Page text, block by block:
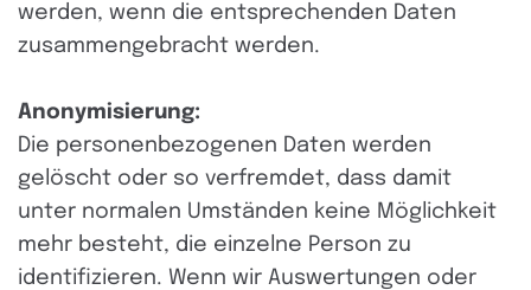
werden, wenn die entsprechenden Daten
zusammengebracht werden.
Anonymisierung:
Die personenbezogenen Daten werden
gelöscht oder so verfremdet, dass damit
unter normalen Umständen keine Möglichkeit
mehr besteht, die einzelne Person zu
identifizieren. Wenn wir Auswertungen oder